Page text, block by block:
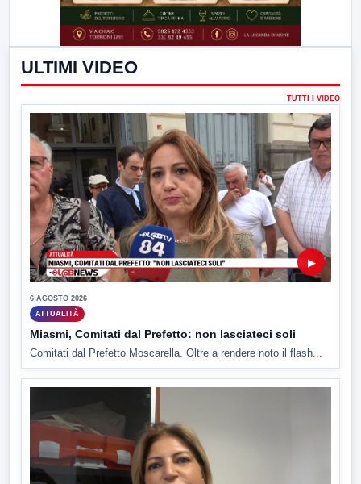
ULTIMI VIDEO
TUTTI I VIDEO
▶
6 AGOSTO 2026
ATTUALITÀ
Miasmi, Comitati dal Prefetto: non lasciateci soli
Comitati dal Prefetto Moscarella. Oltre a rendere noto il flash...